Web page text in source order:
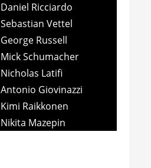
Daniel Ricciardo
Sebastian Vettel
George Russell
Mick Schumacher
Nicholas Latifi
Antonio Giovinazzi
Kimi Raikkonen
Nikita Mazepin